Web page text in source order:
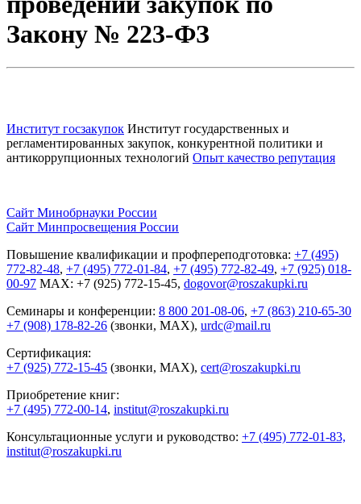
Закону № 223-ФЗ
Институт госзакупок Институт государственных и
регламентированных закупок, конкурентной политики и
антикоррупционных технологий Опыт качество репутация
Сайт Минобрнауки России
Сайт Минпросвещения России
Повышение квалификации и профпереподготовка: +7 (495)
772-82-48, +7 (495) 772-01-84, +7 (495) 772-82-49, +7 (925) 018-
00-97 MAX: +7 (925) 772-15-45, dogovor@roszakupki.ru
Семинары и конференции: 8 800 201-08-06, +7 (863) 210-65-30
+7 (908) 178-82-26 (звонки, MAX), urdc@mail.ru
Сертификация:
+7 (925) 772-15-45 (звонки, MAX), cert@roszakupki.ru
Приобретение книг:
+7 (495) 772-00-14, institut@roszakupki.ru
Консультационные услуги и руководство: +7 (495) 772-01-83,
institut@roszakupki.ru